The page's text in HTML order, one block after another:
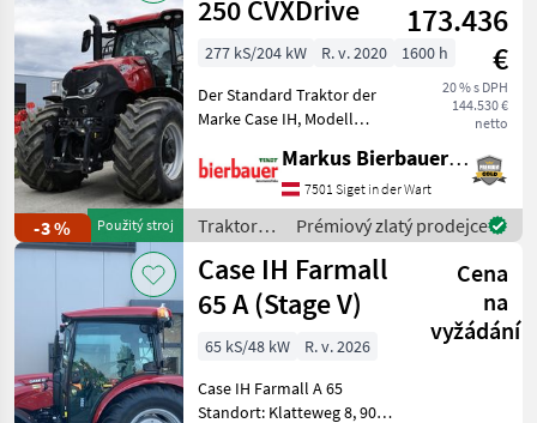
-3 % Použitý stroj
250 CVXDrive
173.436
€
20 % s DPH
144.530 €
netto
277 kS/204 kW R. v. 2020
1600 h
Der Standard Traktor der
Marke Case IH, Modell
wunderschönes Fahrzeug
mit einer Leistung von 277
PS und einem Baujahr von
2020. Es verfüg
Markus Bierbauer GmbH
7501 Siget in der Wart
Traktory /
Case IH
Prémiový zlatý prodejce
Case IH Farmall
65 A (Stage V)
Cena
na
vyžádání
65 kS/48 kW
R. v. 2026
Case IH Farmall A 65
Standort: Klatteweg 8, 9020